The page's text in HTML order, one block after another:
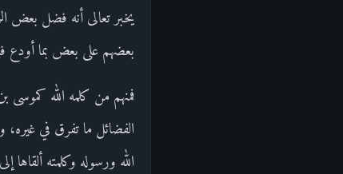
يخبر تعالى أنه فضل بعض
بعضهم على بعض بما أودع
فمنهم من كلمه الله
الفضائل ما تفرق في غيره،
الله ورسوله وكلمته